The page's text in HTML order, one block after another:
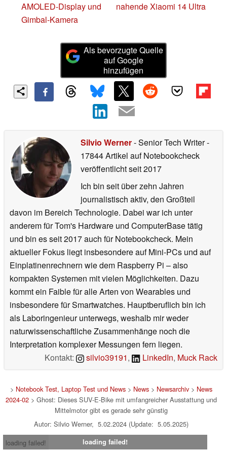
AMOLED-Display und
Gimbal-Kamera
nahende Xiaomi 14 Ultra
Als bevorzugte Quelle
auf Google
hinzufügen
Silvio Werner- Senior Tech Writer-
17844 Artikel auf Notebookcheck
veröffentlichtseit 2017
Ich bin seit über zehn Jahren
journalistisch aktiv, den Großteil
davon im Bereich Technologie. Dabei war ich unter
anderem für Tom's Hardware und ComputerBase tätig
und bin es seit 2017 auch für Notebookcheck. Mein
aktueller Fokus liegt insbesondere auf Mini-PCs und auf
Einplatinenrechnern wie dem Raspberry Pi – also
kompakten Systemen mit vielen Möglichkeiten. Dazu
kommt ein Faible für alle Arten von Wearables und
insbesondere für Smartwatches. Hauptberuflich bin ich
als Laboringenieur unterwegs, weshalb mir weder
naturwissenschaftliche Zusammenhänge noch die
Interpretation komplexer Messungen fern liegen.
Kontakt:
silvio39191, LinkedIn, Muck Rack
> Notebook Test, Laptop Test und News> News> Newsarchiv> News
2024-02> Ghost: Dieses SUV-E-Bike mit umfangreicher Ausstattung und
Mittelmotor gibt es gerade sehr günstig
Autor: Silvio Werner, 5.02.2024 (Update: 5.05.2025)
loading failed!
loading failed!